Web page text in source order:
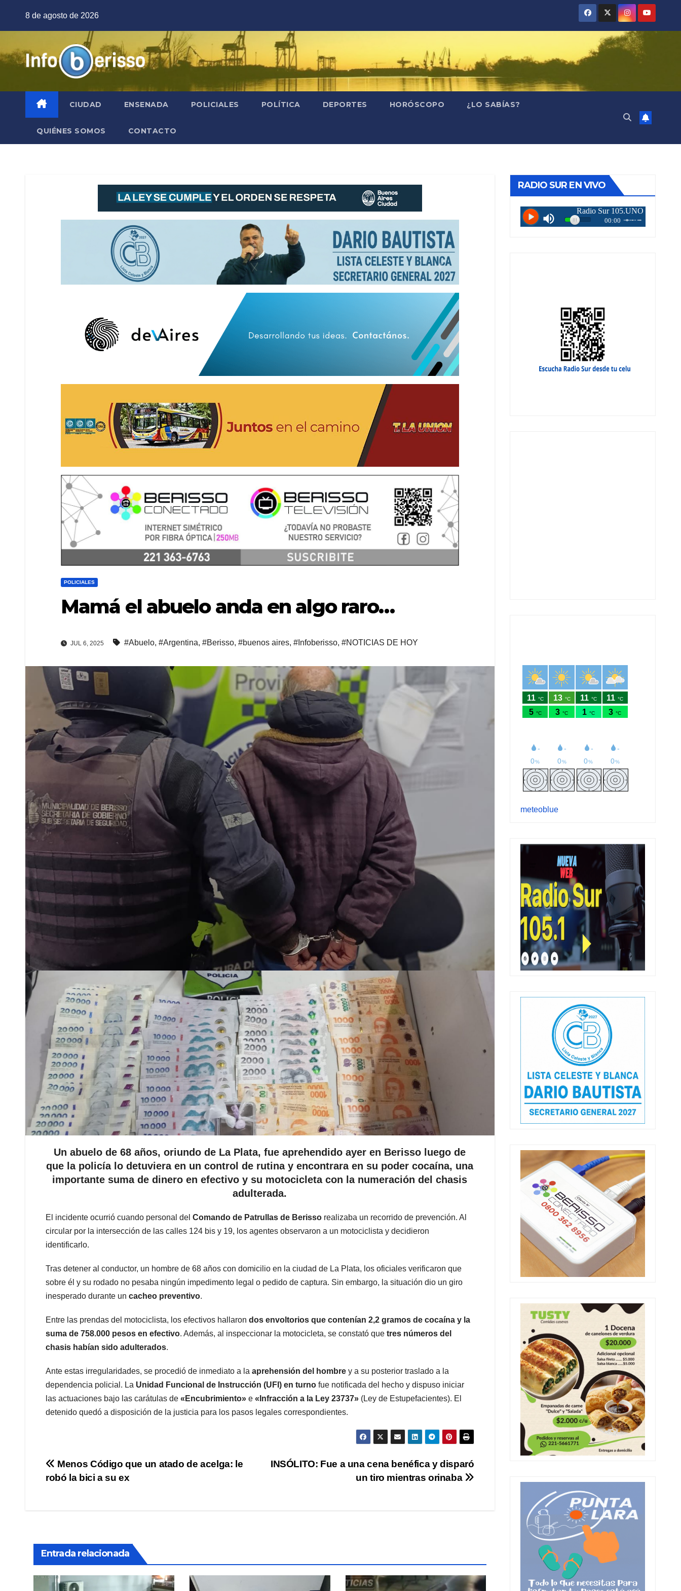
8 de agosto de 2026
CIUDAD ENSENADA POLICIALES POLÍTICA DEPORTES HORÓSCOPO ¿LO SABÍAS?
QUIÉNES SOMOS CONTACTO
POLICIALES
Mamá el abuelo anda en algo raro…
JUL 6, 2025 #Abuelo, #Argentina, #Berisso, #buenos aires, #Infoberisso, #NOTICIAS DE HOY
Un abuelo de 68 años, oriundo de La Plata, fue aprehendido ayer en Berisso luego de
que la policía lo detuviera en un control de rutina y encontrara en su poder cocaína, una
importante suma de dinero en efectivo y su motocicleta con la numeración del chasis
adulterada.
El incidente ocurrió cuando personal del Comando de Patrullas de Berisso realizaba un recorrido de prevención. Al
circular por la intersección de las calles 124 bis y 19, los agentes observaron a un motociclista y decidieron
identificarlo.
Tras detener al conductor, un hombre de 68 años con domicilio en la ciudad de La Plata, los oficiales verificaron que
sobre él y su rodado no pesaba ningún impedimento legal o pedido de captura. Sin embargo, la situación dio un giro
inesperado durante un cacheo preventivo.
Entre las prendas del motociclista, los efectivos hallaron dos envoltorios que contenían 2,2 gramos de cocaína y la
suma de 758.000 pesos en efectivo. Además, al inspeccionar la motocicleta, se constató que tres números del
chasis habían sido adulterados.
Ante estas irregularidades, se procedió de inmediato a la aprehensión del hombre y a su posterior traslado a la
dependencia policial. La Unidad Funcional de Instrucción (UFI) en turno fue notificada del hecho y dispuso iniciar
las actuaciones bajo las carátulas de «Encubrimiento» e «Infracción a la Ley 23737» (Ley de Estupefacientes). El
detenido quedó a disposición de la justicia para los pasos legales correspondientes.
Navegación
INSÓLITO: Fue a una cena benéfica y disparó
un tiro mientras orinaba
Menos Código que un atado de acelga: le
robó la bici a su ex
Entrada relacionada
RADIO SUR EN VIVO
meteoblue